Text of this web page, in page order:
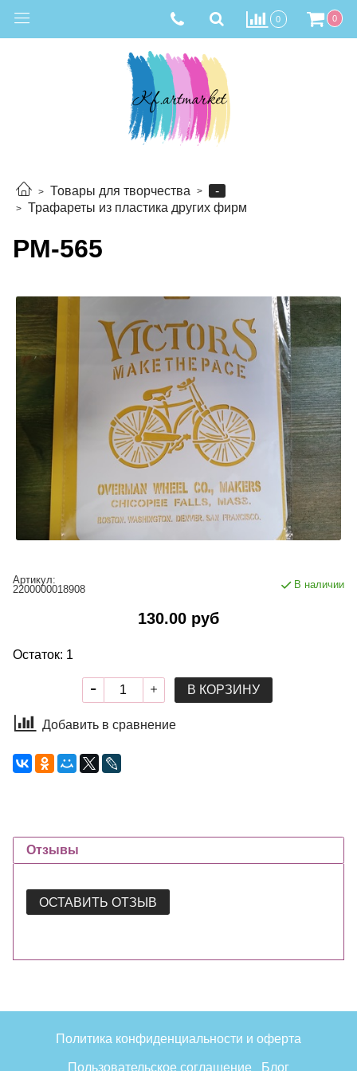
0 0
Товары для творчества
-
Трафареты из пластика других фирм
РМ-565
Артикул:
2200000018908
В наличии
130.00 руб
Остаток: 1
В КОРЗИНУ
Добавить в сравнение
Отзывы
ОСТАВИТЬ ОТЗЫВ
Политика конфиденциальности и оферта
Пользовательское соглашение Блог